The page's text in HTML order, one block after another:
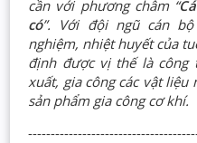
cần với phương châm “
có”. Với đội ngũ cán
nghiệm, nhiệt huyết của
định được vị thế là công
xuất, gia công các vật
sản phẩm gia công cơ khí.